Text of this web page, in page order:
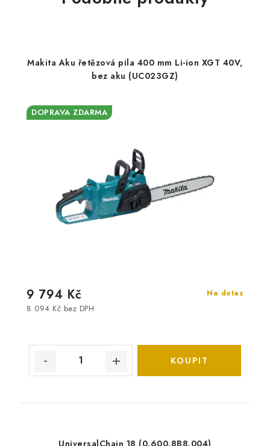
Makita Aku řetězová pila 400 mm Li-ion XGT 40V,
bez aku (UC023GZ)
DOPRAVA ZDARMA
Na dotaz
8 094 Kč bez DPH
9 794 Kč
UniversalChain 18 (0.600.8B8.004)